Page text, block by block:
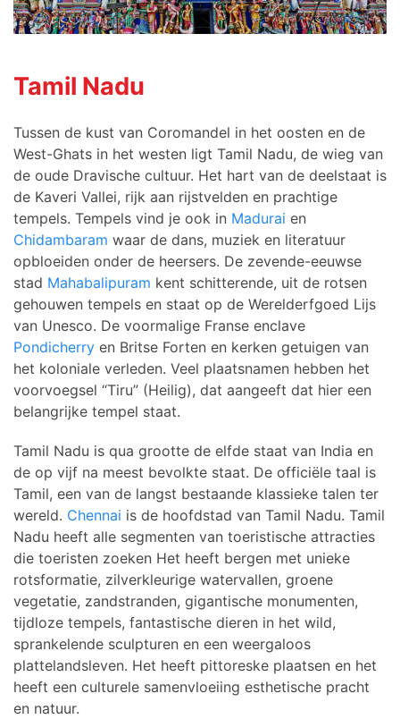
Tamil Nadu
Tussen de kust van Coromandel in het oosten en de
West-Ghats in het westen ligt Tamil Nadu, de wieg van
de oude Dravische cultuur. Het hart van de deelstaat is
de Kaveri Vallei, rijk aan rijstvelden en prachtige
tempels. Tempels vind je ook in Madurai en
Chidambaram waar de dans, muziek en literatuur
opbloeiden onder de heersers. De zevende-eeuwse
stad Mahabalipuram kent schitterende, uit de rotsen
gehouwen tempels en staat op de Werelderfgoed Lijs
van Unesco. De voormalige Franse enclave
Pondicherry en Britse Forten en kerken getuigen van
het koloniale verleden. Veel plaatsnamen hebben het
voorvoegsel “Tiru” (Heilig), dat aangeeft dat hier een
belangrijke tempel staat.
Tamil Nadu is qua grootte de elfde staat van India en
de op vijf na meest bevolkte staat. De officiële taal is
Tamil, een van de langst bestaande klassieke talen ter
wereld. Chennai is de hoofdstad van Tamil Nadu. Tamil
Nadu heeft alle segmenten van toeristische attracties
die toeristen zoeken Het heeft bergen met unieke
rotsformatie, zilverkleurige watervallen, groene
vegetatie, zandstranden, gigantische monumenten,
tijdloze tempels, fantastische dieren in het wild,
sprankelende sculpturen en een weergaloos
plattelandsleven. Het heeft pittoreske plaatsen en het
heeft een culturele samenvloeiing esthetische pracht
en natuur.